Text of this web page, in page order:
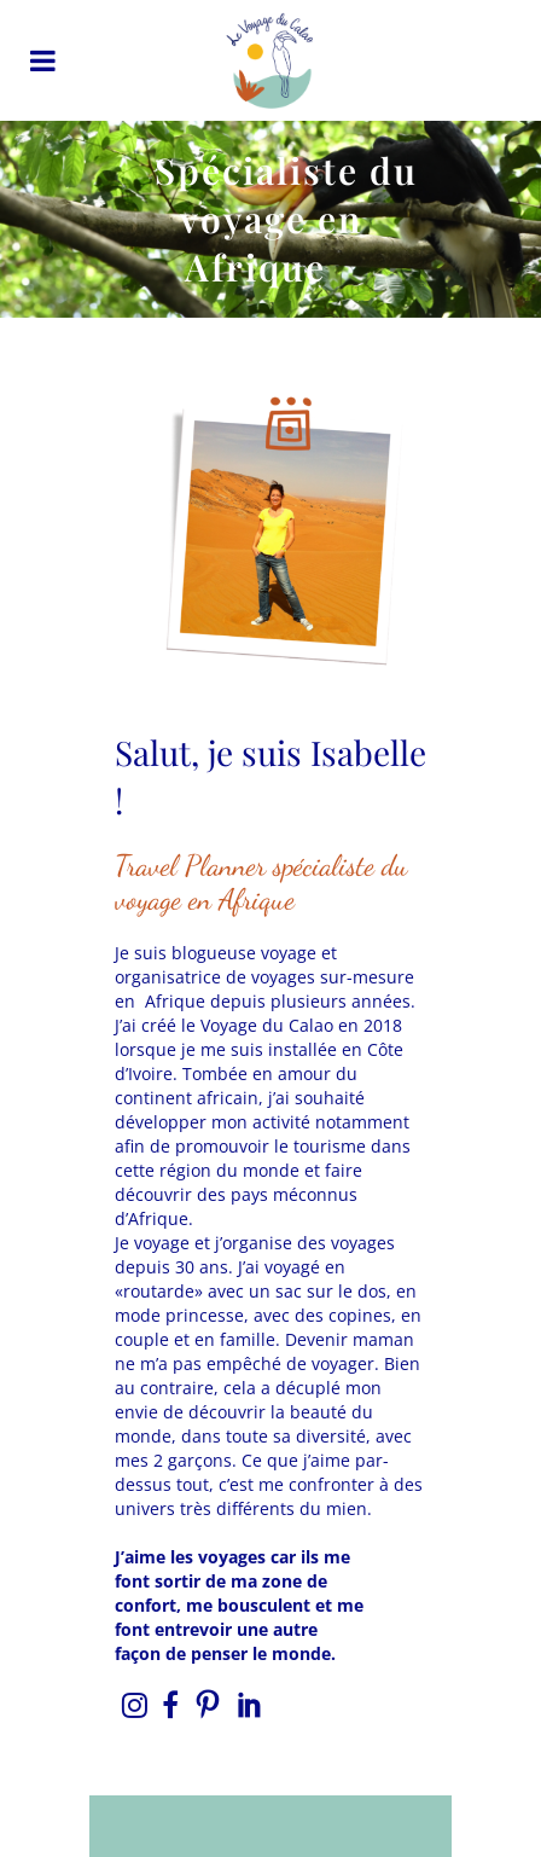
Spécialiste du
voyage en
Afrique
Salut, je suis Isabelle
!
Travel Planner spécialiste du
voyage en Afrique
Je suis blogueuse voyage et
organisatrice de voyages sur-mesure
en Afrique depuis plusieurs années.
J’ai créé le Voyage du Calao en 2018
lorsque je me suis installée en Côte
d’Ivoire. Tombée en amour du
continent africain, j’ai souhaité
développer mon activité notamment
afin de promouvoir le tourisme dans
cette région du monde et faire
découvrir des pays méconnus
d’Afrique.
Je voyage et j’organise des voyages
depuis 30 ans. J’ai voyagé en
«routarde» avec un sac sur le dos, en
mode princesse, avec des copines, en
couple et en famille. Devenir maman
ne m’a pas empêché de voyager. Bien
au contraire, cela a décuplé mon
envie de découvrir la beauté du
monde, dans toute sa diversité, avec
mes 2 garçons. Ce que j’aime par-
dessus tout, c’est me confronter à des
univers très différents du mien.
J’aime les voyages car ils me
font sortir de ma zone de
confort, me bousculent et me
font entrevoir une autre
façon de penser le monde.